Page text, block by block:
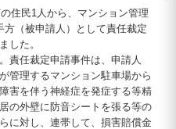
住民1人から、マンション管理
（被申請人）として責任裁定
した。
責任裁定申請事件は、申請人
管理するマンション駐車場から
害を伴う神経症を発症する等精
の外壁に防音シートを張る等の
に対し、連帯して、損害賠償金